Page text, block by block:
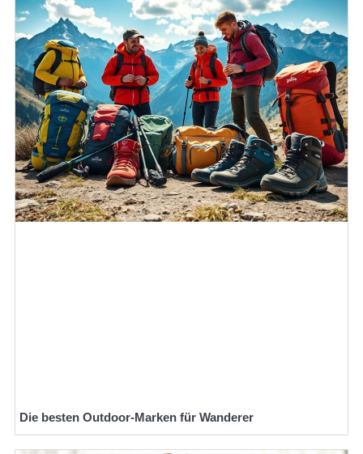
Die besten Outdoor-Marken für Wanderer